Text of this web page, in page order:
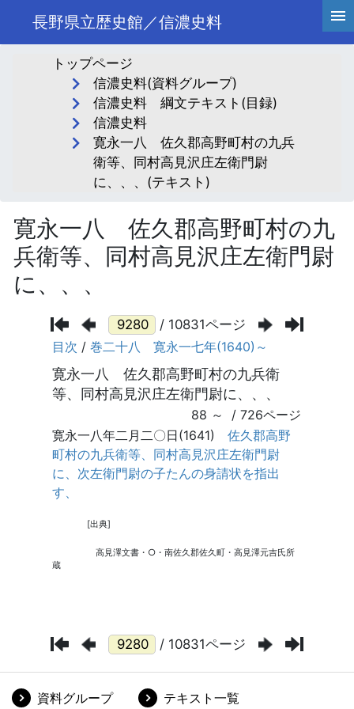
長野県立歴史館／信濃史料
トップページ
信濃史料(資料グループ)
信濃史料 綱文テキスト(目録)
信濃史料
寛永一八 佐久郡高野町村の九兵
衛等、同村高見沢庄左衛門尉
に、、、(テキスト)
寛永一八 佐久郡高野町村の九
兵衛等、同村高見沢庄左衛門尉
に、、、
/ 10831ページ
/ 10831ページ
資料グループ テキスト一覧